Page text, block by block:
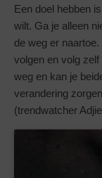
Een doel hebben
wilt. Ga je alleen
de weg er
volgen en volg
weg en kan je
verandering
(trendwatcher